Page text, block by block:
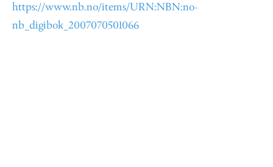
https://www.nb.no/items/URN:NBN:no-
nb_digibok_2007070501066